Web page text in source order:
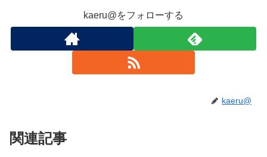
kaeru@をフォローする
kaeru@
関連記事